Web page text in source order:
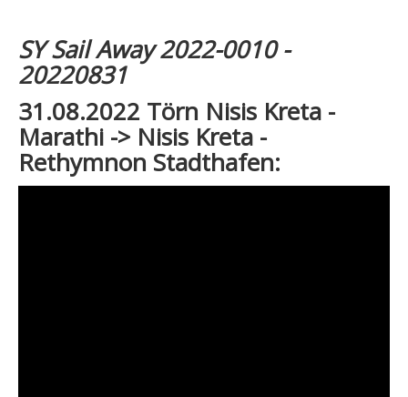
SY Sail Away 2022-0010 -
20220831
31.08.2022 Törn Nisis Kreta -
Marathi -> Nisis Kreta -
Rethymnon Stadthafen: